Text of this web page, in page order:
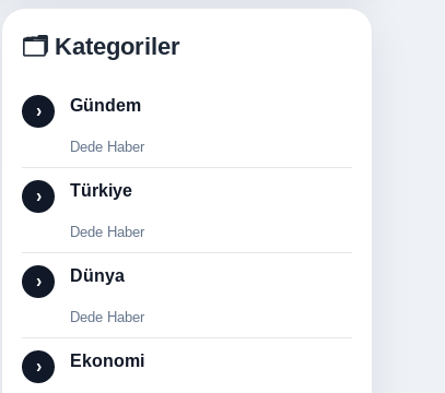
🗂️ Kategoriler
› Gündem
Dede Haber
› Türkiye
Dede Haber
› Dünya
Dede Haber
› Ekonomi